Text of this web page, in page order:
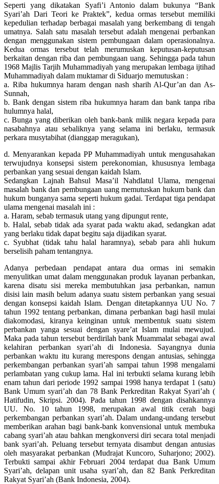
Seperti yang dikatakan Syafi’i Antonio dalam bukunya “Bank
Syari’ah Dari Teori ke Praktek”, kedua ormas tersebut memiliki
kepedulian terhadap berbagai masalah yang berkembang di tengah
umatnya. Salah satu masalah tersebut adalah mengenai perbankan
dengan menggunakan sistem pembungaan dalam operasionalnya.
Kedua ormas tersebut telah merumuskan keputusan-keputusan
berkaitan dengan riba dan pembungaan uang. Sehingga pada tahun
1968 Majlis Tarjih Muhammadiyah yang merupakan lembaga ijtihad
Muhammadiyah dalam muktamar di Siduarjo memutuskan :
a. Riba hukumnya haram dengan nash sharih Al-Qur’an dan As-
Sunnah,
b. Bank dengan sistem riba hukumnya haram dan bank tanpa riba
hulumnya halal,
c. Bunga yang diberikan oleh bank-bank milik negara kepada para
nasabahnya atau sebaliknya yang selama ini berlaku, termasuk
perkara musytabihat (dianggap meragukan),
d. Menyarankan kepada PP Muhammadiyah untuk mengusahakan
terwujudnya konsepsi sistem perekonomian, khususnya lembaga
perbankan yang sesuai dengan kaidah Islam.
Sedangkan Lajnah Bahsul Masa’il Nahdlatul Ulama, mengenai
masalah bank dan pembungaan uang memutuskan hukum bank dan
hukum bunganya sama seperti hukum gadai. Terdapat tiga pendapat
ulama mengenai masalah ini :
a. Haram, sebab termasuk utang yang dipungut rente,
b. Halal, sebab tidak ada syarat pada waktu akad, sedangkan adat
yang berlaku tidak dapat begitu saja dijadikan syarat.
c. Syubhat (tidak tahu halal haramnya), sebab para ahli hukum
berselisih paham tentangnya.
Adanya perbedaan pendapat antara dua ormas ini semakin
menyulitkan umat dalam menggunakan produk layanan perbankan,
karena disatu sisi mereka membutuhkan jasa perbankan, namun
disisi lain masih belum adanya suatu sistem perbankan yang sesuai
dengan konsepsi kaidah Islam. Dengan ditetapkannya UU No. 7
tahun 1992 tentang perbankan, dimana perbankan bagi hasil mulai
diakomodasi, kiranya keinginan untuk membentuk suatu sistem
perbankan yanga sesuai dengan syare’at Islam mulai mewujud.
Maka pada tahun tersebut berdirilah bank Muammalat sebagai awal
kelahiran perbankan syari’ah di Indonesia. Sayangnya dunia
perbankan waktu itu kurang merespons dengan antusias, sehingga
perkembangan perbankan syari’ah sampai tahun 1998 mengalami
perlambatan yang cukup lama. Hal ini terbukti selama kurang lebih
enam tahun dari periode 1992 sampai 1998 hanya terdapat 1 (satu)
Bank Umum syari’ah dan 78 Bank Perkreditan Rakyat Syari’ah (
Hatifudin, Skripsi. 2004). Pada tahun 1998 dengan disahkannya
UU. No. 10 tahun 1998, merupakan awal titik cerah bagi
perkembangan perbankan syari’ah. Dalam undang-undang tersebut
memberikan arahan bagi bank-bank konvensional untuk membuka
cabang syari’ah atau bahkan mengkonversi diri secara total menjadi
bank syari’ah. Peluang tersebut ternyata disambut dengan antusias
oleh masyarakat perbankan (Mudrajat Kuncoro, Suharjono; 2002).
Terbukti sampai akhir Februari 2004 terdapat dua Bank Umum
Syari’ah, delapan unit usaha syari’ah, dan 82 Bank Perkreditan
Rakyat Syari’ah (Bank Indonesia, 2004).